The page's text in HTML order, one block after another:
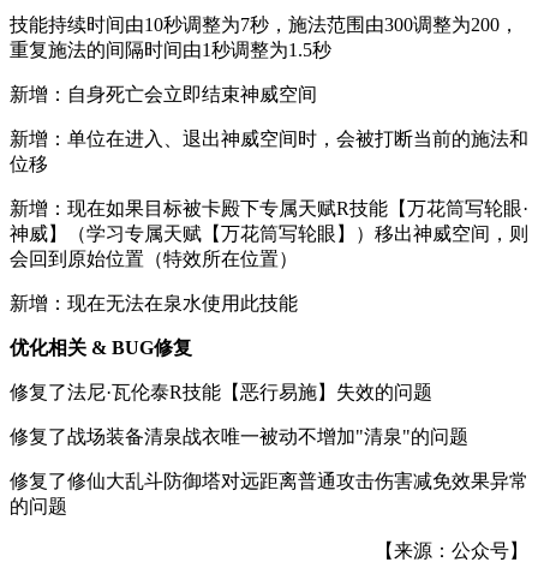
技能持续时间由10秒调整为7秒，施法范围由300调整为200，
重复施法的间隔时间由1秒调整为1.5秒
新增：自身死亡会立即结束神威空间
新增：单位在进入、退出神威空间时，会被打断当前的施法和
位移
新增：现在如果目标被卡殿下专属天赋R技能【万花筒写轮眼·
神威】（学习专属天赋【万花筒写轮眼】）移出神威空间，则
会回到原始位置（特效所在位置）
新增：现在无法在泉水使用此技能
优化相关 & BUG修复
修复了法尼·瓦伦泰R技能【恶行易施】失效的问题
修复了战场装备清泉战衣唯一被动不增加"清泉"的问题
修复了修仙大乱斗防御塔对远距离普通攻击伤害减免效果异常
的问题
【来源：公众号】